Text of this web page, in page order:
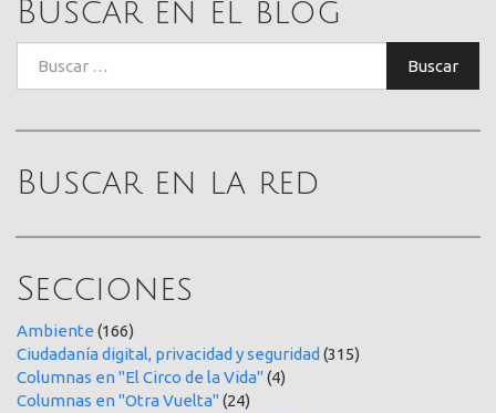
Buscar en el blog
Buscar
Buscar en la red
Secciones
Ambiente (166)
Ciudadanía digital, privacidad y seguridad (315)
Columnas en "El Circo de la Vida"(4)
Columnas en "Otra Vuelta"(24)